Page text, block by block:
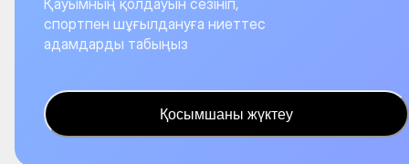
Қауымның қолдауын сезініп,
спортпен шұғылдануға ниеттес
адамдарды табыңыз
Қосымшаны жүктеу